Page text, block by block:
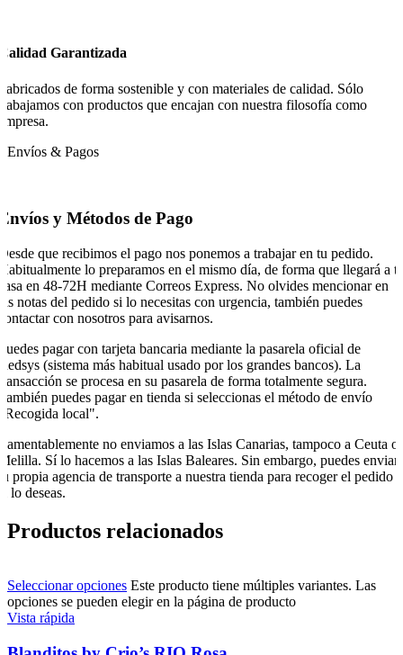
Garantizada
de forma sostenible y con materiales de calidad. Sólo
con productos que encajan con nuestra filosofía como
Envíos & Pagos
y Métodos de Pago
que recibimos el pago nos ponemos a trabajar en tu pedido.
lo preparamos en el mismo día, de forma que llegará a
en 48-72H mediante Correos Express. No olvides mencionar en
notas del pedido si lo necesitas con urgencia, también puedes
con nosotros para avisarnos.
pagar con tarjeta bancaria mediante la pasarela oficial de
(sistema más habitual usado por los grandes bancos). La
se procesa en su pasarela de forma totalmente segura.
puedes pagar en tienda si seleccionas el método de envío
local".
no enviamos a las Islas Canarias, tampoco a Ceuta o
Sí lo hacemos a las Islas Baleares. Sin embargo, puedes enviar
propia agencia de transporte a nuestra tienda para recoger el pedido
lo deseas.
Productos relacionados
Seleccionar opciones Este producto tiene múltiples variantes. Las
opciones se pueden elegir en la página de producto
Vista rápida